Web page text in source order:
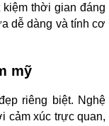
kiệm thời gian đáng
dễ dàng và tính cơ
mỹ
riêng biệt. Nghệ
cảm xúc trực quan,